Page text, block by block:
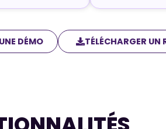
DÉMO TÉLÉCHARGER UN